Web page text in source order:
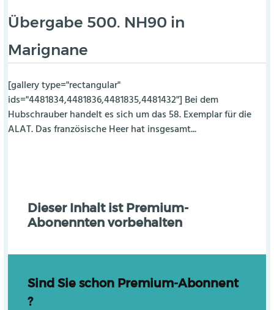
Übergabe 500. NH90 in
Marignane
[gallery type="rectangular"
ids="4481834,4481836,4481835,4481432"] Bei dem
Hubschrauber handelt es sich um das 58. Exemplar für die
ALAT. Das französische Heer hat insgesamt...
Dieser Inhalt ist Premium-
Abonennten vorbehalten
Sind Sie schon Premium-Abonnent
?